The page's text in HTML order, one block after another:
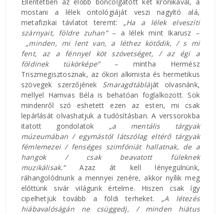
mostani a lélek ontológiáját veszi nagyító alá,
metafizikai távlatot teremt: „Ha a lélek elveszíti
szárnyait, földre zuhan”– a lélek mint Ikarusz –
„minden, mi lent van, a léthez kötődik, / s mi
fent, az a fénnyel köt szövetséget, / az égi a
földinek tükörképe”– mintha Hermész
Triszmegisztosznak, az ókori alkimista és hermetikus
szövegek szerzőjének Smaragdtábláját olvasnánk,
mellyel Hamvas Béla is behatóan foglalkozott. Sok
mindenről szó eshetett ezen az esten, mi csak
lepárlását olvashatjuk a tudósításban. A verssorokba
itatott gondolatok „a mentális tárgyak
múzeumában / egymástól látszólag eltérő tárgyak
fémlemezei / fenséges szimfóniát hallatnak, de a
hangok / csak beavatott füleknek
muzikálisak.”Azaz át kell lényegülnünk,
ráhangolódnunk a mennyei zenére, akkor nyílik meg
előttünk sivár világunk értelme. Hiszen csak így
cipelhetjük tovább a földi terheket. „A létezés
hiábavalóságán ne csüggedj, / minden hiátus